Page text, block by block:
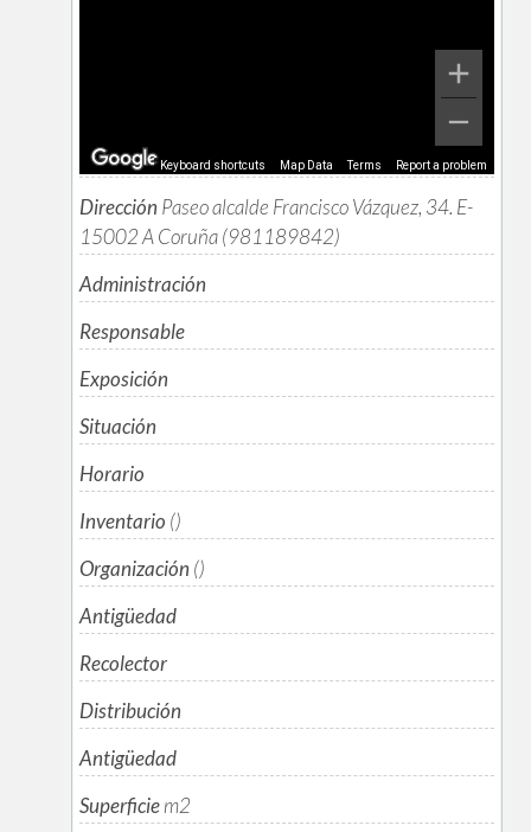
Keyboard shortcuts Map Data Terms Report a problem
Dirección Paseo alcalde Francisco Vázquez, 34. E-
15002 A Coruña (981189842)
Administración
Responsable
Exposición
Situación
Horario
Inventario ()
Organización ()
Antigüedad
Recolector
Distribución
Antigüedad
Superficiem2